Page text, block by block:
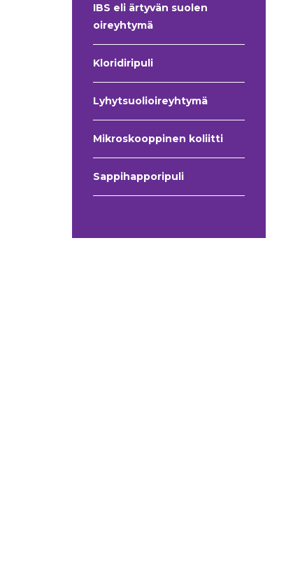
IBS eli ärtyvän suolen
oireyhtymä
Kloridiripuli
Lyhytsuolioireyhtymä
Mikroskooppinen koliitti
Sappihapporipuli